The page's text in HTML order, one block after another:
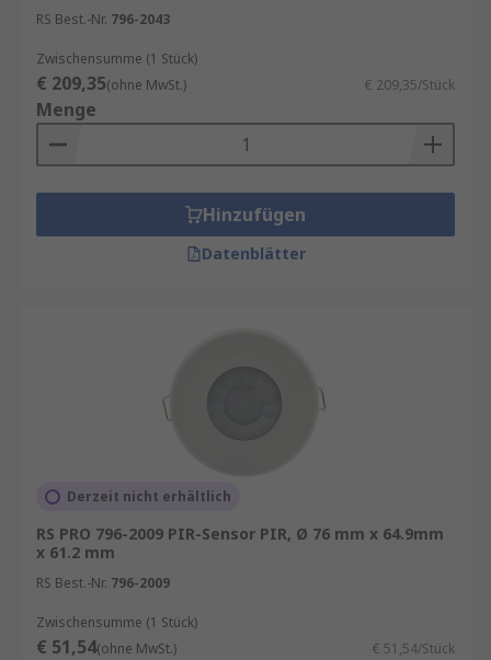
RS Best.-Nr. 796-2043
Zwischensumme (1 Stück)
€ 209,35(ohne MwSt.) € 209,35/Stück
Menge
Hinzufügen
Datenblätter
Derzeit nicht erhältlich
RS PRO 796-2009 PIR-Sensor PIR, Ø 76 mm x 64.9mm
x 61.2 mm
RS Best.-Nr. 796-2009
Zwischensumme (1 Stück)
€ 51,54(ohne MwSt.) € 51,54/Stück